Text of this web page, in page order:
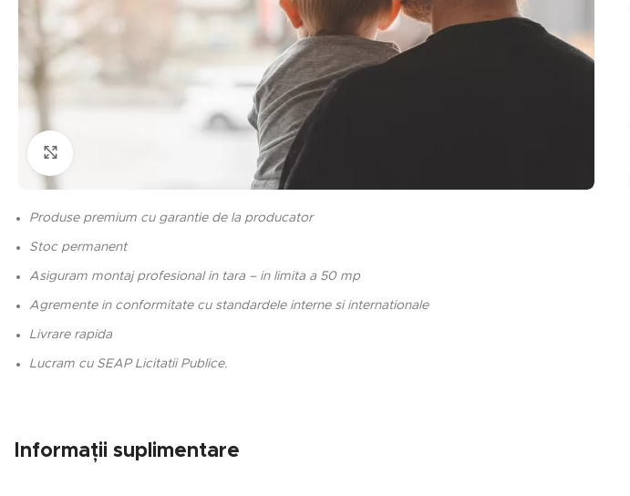
Produse premium cu garantie de la producator
Stoc permanent
Asiguram montaj profesional in tara – in limita a 50 mp
Agremente in conformitate cu standardele interne si internationale
Livrare rapida
Lucram cu SEAP Licitatii Publice.
Informații suplimentare